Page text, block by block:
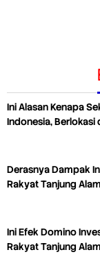
Ini Alasan Kenapa
Indonesia, Berlokasi
Derasnya Dampak
Rakyat Tanjung Alam
Ini Efek Domino
Rakyat Tanjung Alam